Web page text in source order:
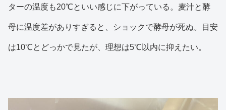
ターの温度も20℃といい感じに下がっている。麦汁と酵
母に温度差がありすぎると、ショックで酵母が死ぬ。目安
は10℃とどっかで見たが、理想は5℃以内に抑えたい。